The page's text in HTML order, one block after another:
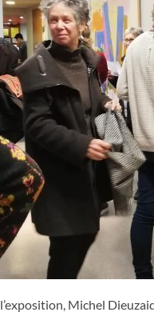
Michel